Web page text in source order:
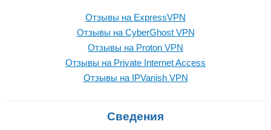
Отзывы на ExpressVPN
Отзывы на CyberGhost VPN
Отзывы на Proton VPN
Отзывы на Private Internet Access
Отзывы на IPVanish VPN
Сведения